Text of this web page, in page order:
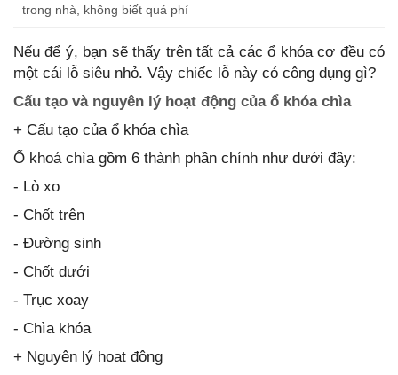
trong nhà, không biết quá phí
Nếu để ý, bạn sẽ thấy trên tất cả các ổ khóa cơ đều có
một cái lỗ siêu nhỏ. Vậy chiếc lỗ này có công dụng gì?
Cấu tạo và nguyên lý hoạt động của ổ khóa chìa
+ Cấu tạo của ổ khóa chìa
Ổ khoá chìa gồm 6 thành phần chính như dưới đây:
- Lò xo
- Chốt trên
- Đường sinh
- Chốt dưới
- Trục xoay
- Chìa khóa
+ Nguyên lý hoạt động